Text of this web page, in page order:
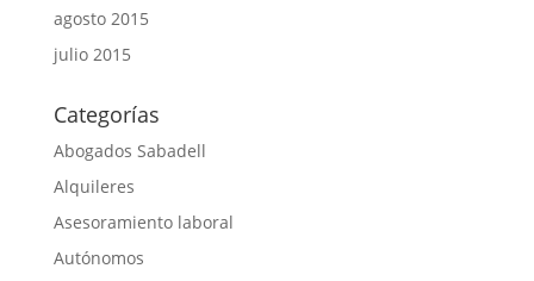
agosto 2015
julio 2015
Categorías
Abogados Sabadell
Alquileres
Asesoramiento laboral
Autónomos